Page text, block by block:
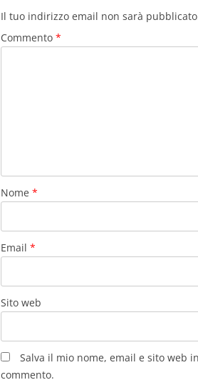
Il tuo indirizzo email non sarà
Commento *
Nome *
Email *
Sito web
Salva il mio nome, email e sito web
commento.